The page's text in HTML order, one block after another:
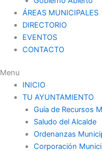
ÁREAS MUNICIPALES
DIRECTORIO
EVENTOS
CONTACTO
Menu
INICIO
TU AYUNTAMIENTO
Guía de Recursos
Saludo del Alcalde
Ordenanzas
Corporación